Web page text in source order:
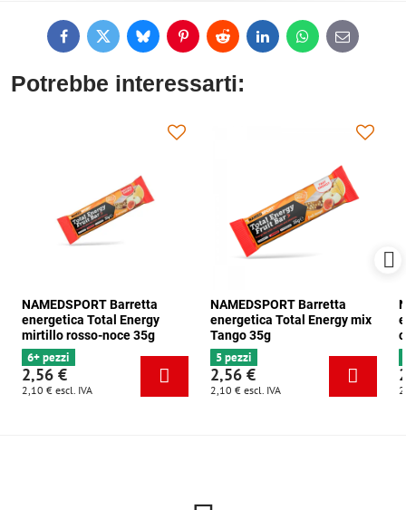
FacebookTwitterBlueskyPinterestReddit LinkedInWhatsApp
E-
mail
Potrebbe interessarti:
NAMEDSPORT Barretta
energetica Total Energy
mirtillo rosso-noce 35g
6+ pezzi
2,56 €
2,10 € escl. IVA
NAMEDSPORT Barretta
energetica Total Energy mix
Tango 35g
5 pezzi
2,56 €
2,10 € escl. IVA